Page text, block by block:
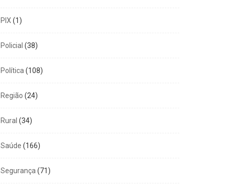
PIX (1)
Policial (38)
Política (108)
Região (24)
Rural (34)
Saúde (166)
Segurança (71)